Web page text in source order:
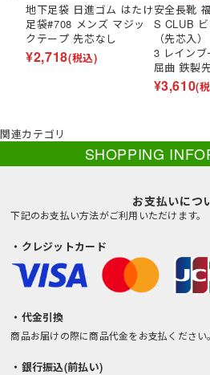
地下足袋 日進ゴム はたけ
足袋#708 メンズ マジッ
クテープ 先芯なし
¥2,718(税込)
安全長靴
S CLUB
（先芯入
3 レイン
屈曲 鉄製
¥3,610(
関連カテゴリ
SHOPPING
お支払いにつ
下記のお支払い方法がご利用いただけます。
・クレジットカード
・代金引換
商品お届けの際に商品代金をお支払ください。
・銀行振込(前払い)